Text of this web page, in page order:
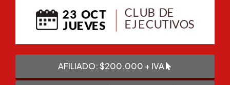
AFILIADO: $200.000 + IVA